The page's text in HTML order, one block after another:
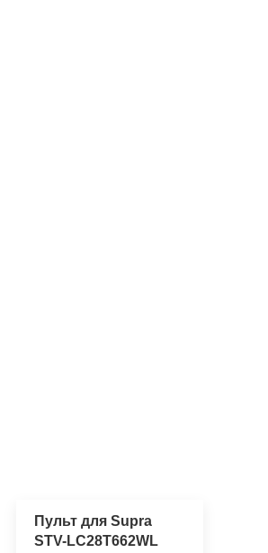
Пульт для Supra
STV-LC28T662WL